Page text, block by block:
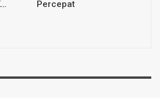
Percepat